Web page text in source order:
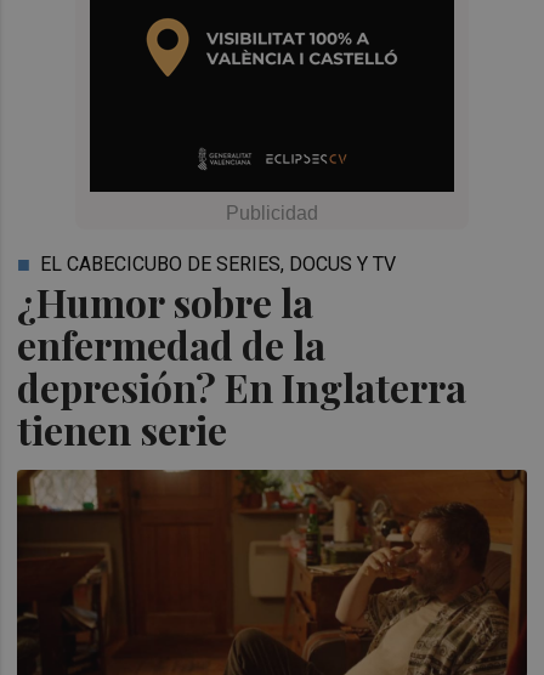
¿Humor sobre la
enfermedad de la
depresión? En Inglaterra
tienen serie
EL CABECICUBO DE SERIES, DOCUS Y TV